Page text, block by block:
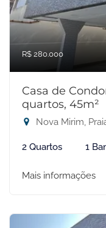
R$ 280.000
Casa de
quartos, 45m²
Nova Mirim,
2 Quartos 1
Mais informações